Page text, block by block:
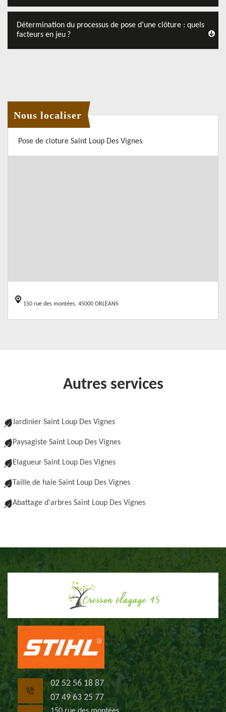
Détermination du processus de pose d’une clôture : quels
facteurs en jeu ?
Nous localiser
Pose de cloture Saint Loup Des Vignes
150 rue des montées, 45000 ORLEANS
Autres services
Jardinier Saint Loup Des Vignes
Paysagiste Saint Loup Des Vignes
Elagueur Saint Loup Des Vignes
Taille de haie Saint Loup Des Vignes
Abattage d'arbres Saint Loup Des Vignes
02 52 56 18 87
07 49 63 25 77